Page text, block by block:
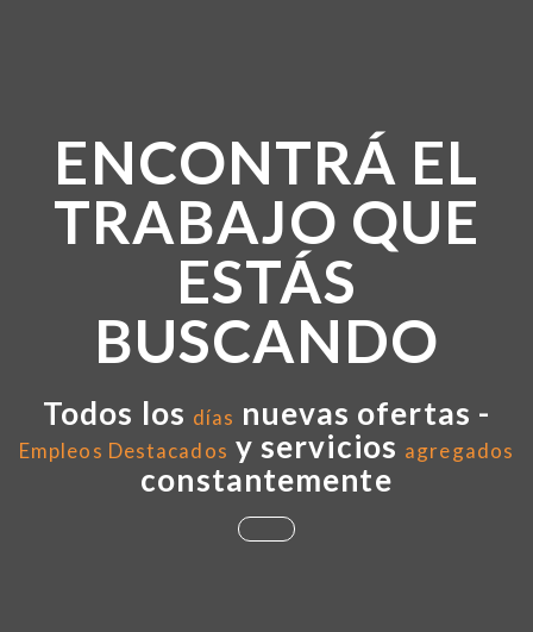
ENCONTRÁ EL
TRABAJO QUE
ESTÁS
BUSCANDO
Todos los días nuevas ofertas -
Empleos Destacados y servicios agregados
constantemente